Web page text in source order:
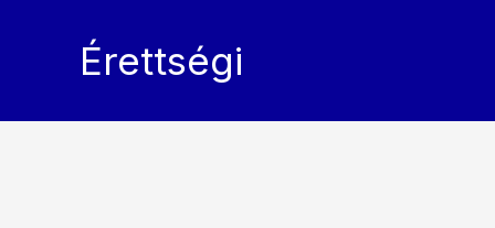
Érettségi